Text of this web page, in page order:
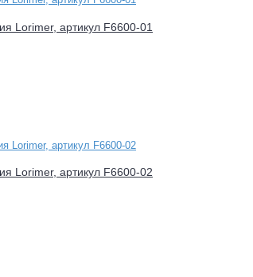
Lorimer, артикул F6600-01
Lorimer, артикул F6600-02